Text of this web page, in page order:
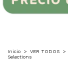
Inicio > VER TODOS >
Selections